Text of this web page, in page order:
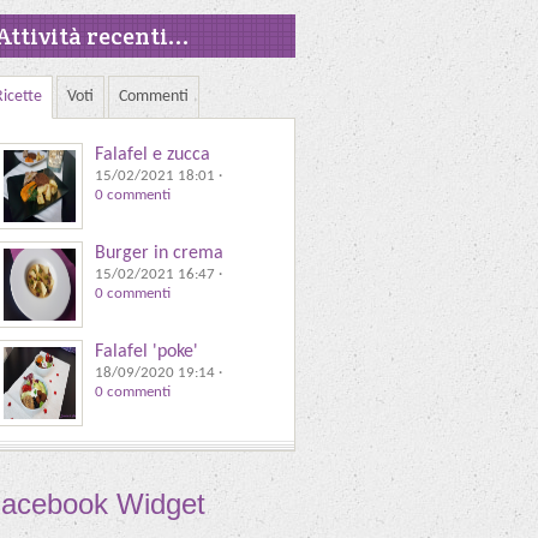
recenti...
Voti Commenti
Falafel e zucca
15/02/2021 18:01 ·
0 commenti
Burger in crema
15/02/2021 16:47 ·
0 commenti
Falafel 'poke'
18/09/2020 19:14 ·
0 commenti
Widget